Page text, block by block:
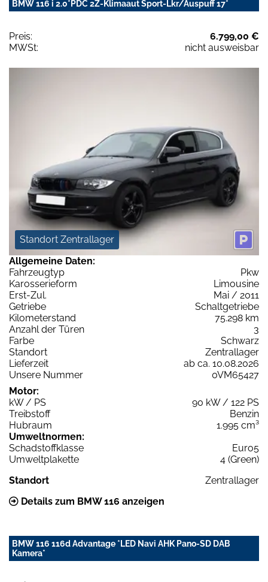
BMW 116 i 2.0*PDC 2Z-Klimaaut Sport-Lkr/Auspuff 17*
Preis:
6.799,00 €
MWSt:
nicht ausweisbar
Standort Zentrallager
Allgemeine Daten:
Fahrzeugtyp
Pkw
Karosserieform
Limousine
Erst-Zul.
Mai / 2011
Getriebe
Schaltgetriebe
Kilometerstand
75.298 km
Anzahl der Türen
3
Farbe
Schwarz
Standort
Zentrallager
Lieferzeit
ab ca. 10.08.2026
Unsere Nummer
0VM65427
Motor:
kW / PS
90 kW / 122 PS
Treibstoff
Benzin
Hubraum
1.995 cm³
Umweltnormen:
Schadstoffklasse
Euro5
Umweltplakette
4 (Green)
Standort
Zentrallager
Details zum BMW 116 anzeigen
BMW 116 116d Advantage *LED Navi AHK Pano-SD DAB
Kamera*